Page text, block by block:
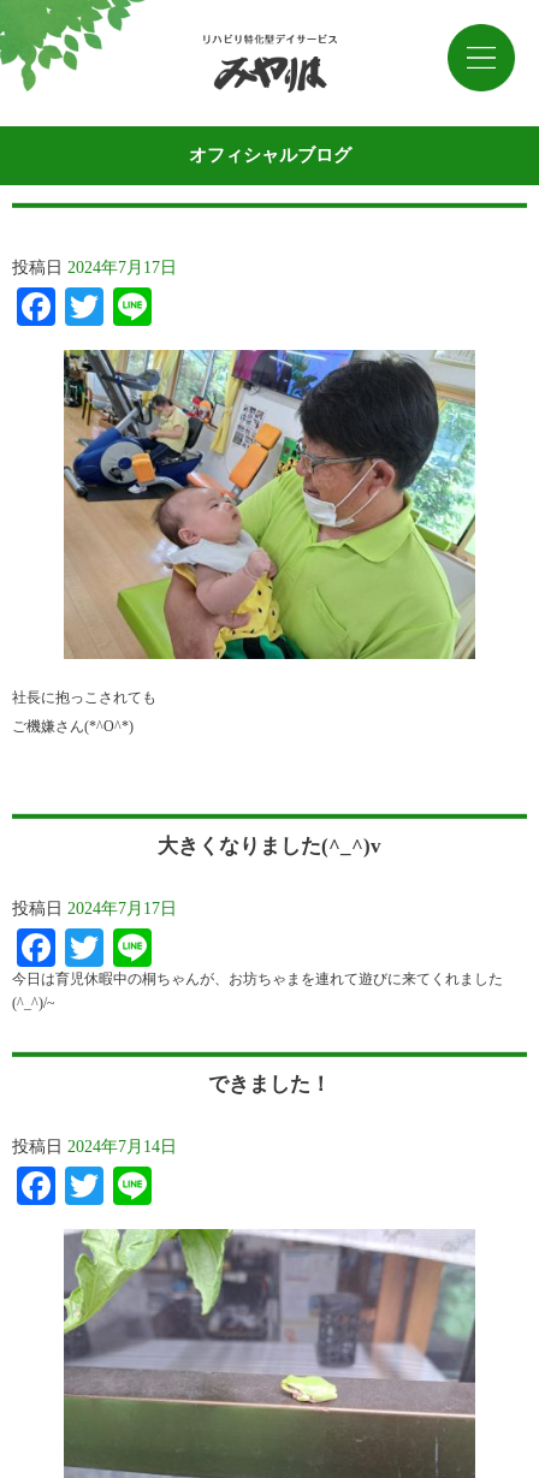
オフィシャルブログ
投稿日 2024年7月17日
Facebook
Twitter
社長に抱っこされても
ご機嫌さん(*^O^*)
大きくなりました(^_^)v
投稿日 2024年7月17日
Facebook
Twitter
今日は育児休暇中の桐ちゃんが、お坊ちゃまを連れて遊びに来てくれました
(^_^)/~
できました！
投稿日 2024年7月14日
Facebook
Twitter